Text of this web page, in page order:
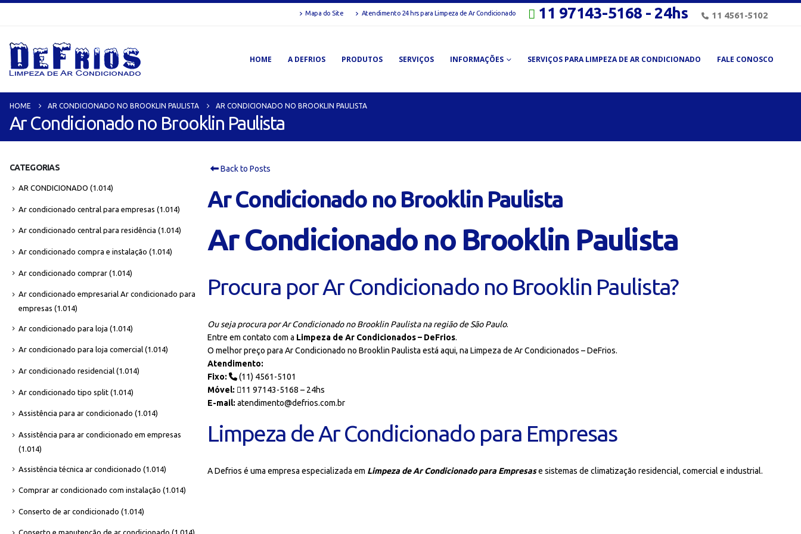
Mapa do Site Atendimento 24 hrs para Limpeza de Ar Condicionado 11 97143-5168 - 24hs 11 4561-5102
HOME A DEFRIOS PRODUTOS SERVIÇOS INFORMAÇÕES SERVIÇOS PARA LIMPEZA DE AR CONDICIONADO FALE CONOSCO
HOME AR CONDICIONADO NO BROOKLIN PAULISTA AR CONDICIONADO NO BROOKLIN PAULISTA
Ar Condicionado no Brooklin Paulista
Back to Posts
Ar Condicionado no Brooklin Paulista
Ar Condicionado no Brooklin Paulista
Procura por Ar Condicionado no Brooklin Paulista?
Ou seja procura por Ar Condicionado no Brooklin Paulista na região de São Paulo.
Entre em contato com a Limpeza de Ar Condicionados – DeFrios.
O melhor preço para Ar Condicionado no Brooklin Paulista está aqui, na Limpeza de Ar Condicionados – DeFrios.
Atendimento:
Fixo:
(11) 4561-5101
Móvel:
11 97143-5168 – 24hs
E-mail: atendimento@defrios.com.br
Limpeza de Ar Condicionado para Empresas
A Defrios é uma empresa especializada em Limpeza de Ar Condicionado para Empresase sistemas de climatização residencial, comercial e industrial.
CATEGORIAS
AR CONDICIONADO (1.014)
Ar condicionado central para empresas (1.014)
Ar condicionado central para residência (1.014)
Ar condicionado compra e instalação (1.014)
Ar condicionado comprar (1.014)
Ar condicionado empresarial Ar condicionado para
empresas (1.014)
Ar condicionado para loja (1.014)
Ar condicionado para loja comercial (1.014)
Ar condicionado residencial (1.014)
Ar condicionado tipo split (1.014)
Assistência para ar condicionado (1.014)
Assistência para ar condicionado em empresas
(1.014)
Assistência técnica ar condicionado (1.014)
Comprar ar condicionado com instalação (1.014)
Conserto de ar condicionado (1.014)